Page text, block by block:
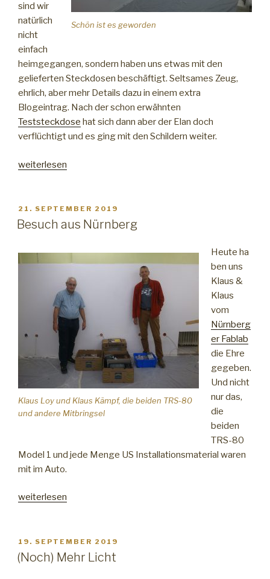
Schön ist es geworden
sind wir
natürlich
nicht
einfach
heimgegangen, sondern haben uns etwas mit den
gelieferten Steckdosen beschäftigt. Seltsames Zeug,
ehrlich, aber mehr Details dazu in einem extra
Blogeintrag. Nach der schon erwähnten
Teststeckdose hat sich dann aber der Elan doch
verflüchtigt und es ging mit den Schildern weiter.
„Schilder
weiterlesen
VERÖFFENTLICHT
AM
21. SEPTEMBER 2019
Besuch aus Nürnberg
Klaus Loy und Klaus Kämpf, die beiden TRS-80
und andere Mitbringsel
Heute ha
ben uns
Klaus &
Klaus
vom
Nürnberg
er Fablab
die Ehre
gegeben.
Und nicht
nur das,
die
beiden
TRS-80
Model 1 und jede Menge US Installationsmaterial waren
mit im Auto.
„Besuch
weiterlesen
VERÖFFENTLICHT
AM
19. SEPTEMBER 2019
(Noch) Mehr Licht